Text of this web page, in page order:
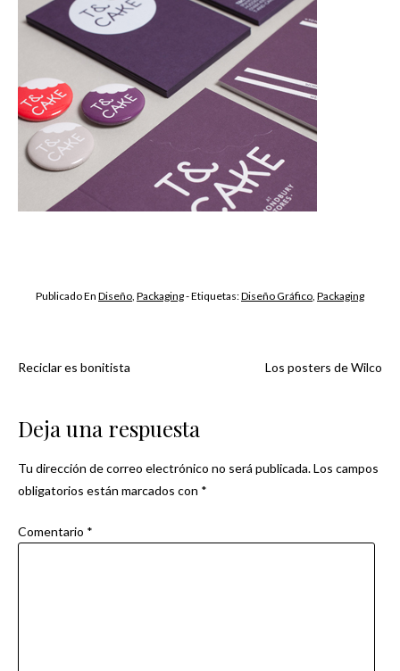
Publicado En Diseño Packaging- Etiquetas:Diseño Gráfico Packaging
Navegación
de
entradas
Reciclar es bonitista Los posters de Wilco
Deja una respuesta
Tu dirección de correo electrónico no será publicada.Los campos
obligatorios están marcados con *
Comentario *